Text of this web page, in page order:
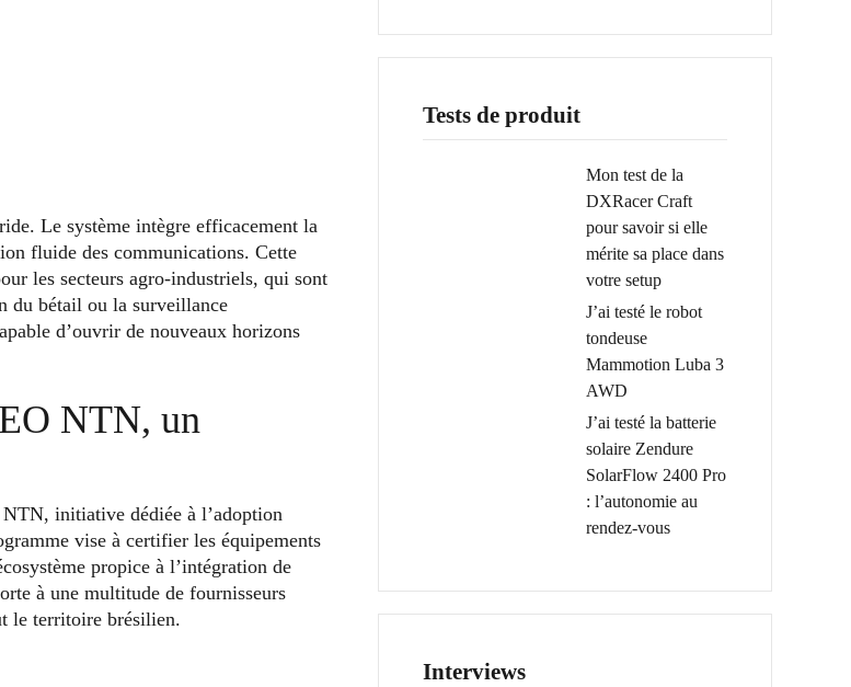
Le système intègre efficacement la
fluide des communications. Cette
les secteurs agro-industriels, qui sont
du bétail ou la surveillance
d’ouvrir de nouveaux horizons
NTN, un
initiative dédiée à l’adoption
vise à certifier les équipements
propice à l’intégration de
à une multitude de fournisseurs
le territoire brésilien.
Tests de produit
Mon test de la
DXRacer Craft
pour savoir si elle
mérite sa place dans
votre setup
J’ai testé le robot
tondeuse
Mammotion Luba 3
AWD
J’ai testé la batterie
solaire Zendure
SolarFlow 2400 Pro
: l’autonomie au
rendez-vous
Interviews